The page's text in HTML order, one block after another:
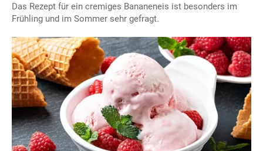
Das Rezept für ein cremiges Bananeneis ist besonders im
Frühling und im Sommer sehr gefragt.